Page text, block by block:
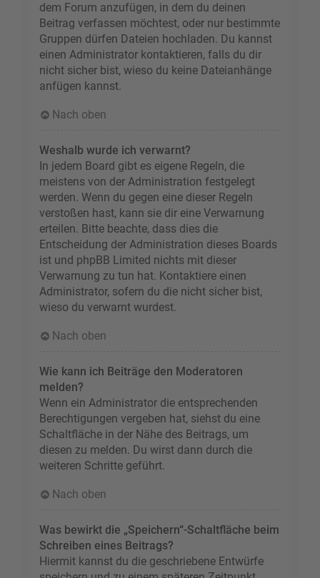
dem Forum anzufügen, in dem du deinen
Beitrag verfassen möchtest, oder nur bestimmte
Gruppen dürfen Dateien hochladen. Du kannst
einen Administrator kontaktieren, falls du dir
nicht sicher bist, wieso du keine Dateianhänge
anfügen kannst.
Nach oben
Weshalb wurde ich verwarnt?
In jedem Board gibt es eigene Regeln, die
meistens von der Administration festgelegt
werden. Wenn du gegen eine dieser Regeln
verstoßen hast, kann sie dir eine Verwarnung
erteilen. Bitte beachte, dass dies die
Entscheidung der Administration dieses Boards
ist und phpBB Limited nichts mit dieser
Verwarnung zu tun hat. Kontaktiere einen
Administrator, sofern du die nicht sicher bist,
wieso du verwarnt wurdest.
Nach oben
Wie kann ich Beiträge den Moderatoren
melden?
Wenn ein Administrator die entsprechenden
Berechtigungen vergeben hat, siehst du eine
Schaltfläche in der Nähe des Beitrags, um
diesen zu melden. Du wirst dann durch die
weiteren Schritte geführt.
Nach oben
Was bewirkt die „Speichern“-Schaltfläche beim
Schreiben eines Beitrags?
Hiermit kannst du die geschriebene Entwürfe